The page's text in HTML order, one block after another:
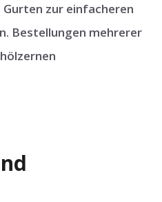
zur einfacheren
Bestellungen mehrerer